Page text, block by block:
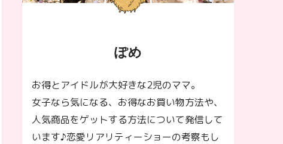
ぽめ
お得とアイドルが大好きな2児のママ。
女子なら気になる、お得なお買い物方法や、
人気商品をゲットする方法について発信して
います♪恋愛リアリティーショーの考察もし